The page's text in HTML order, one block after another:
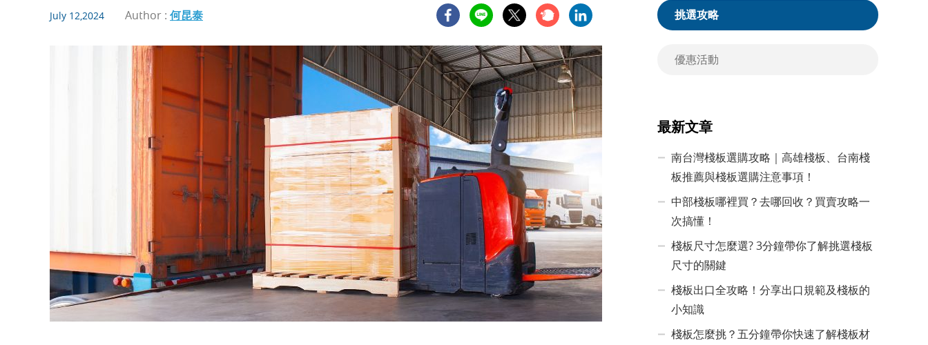
July 12,2024 Author : 何昆泰 挑選攻略
優惠活動
最新文章
南台灣棧板選購攻略｜高雄棧板、台南棧
板推薦與棧板選購注意事項！
中部棧板哪裡買？去哪回收？買賣攻略一
次搞懂！
棧板尺寸怎麼選? 3分鐘帶你了解挑選棧板
尺寸的關鍵
棧板出口全攻略！分享出口規範及棧板的
小知識
棧板怎麼挑？五分鐘帶你快速了解棧板材